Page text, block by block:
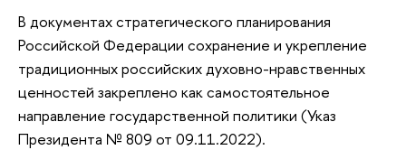
В документах стратегического планирования
Российской Федерации сохранение и укрепление
традиционных российских духовно-нравственных
ценностей закреплено как самостоятельное
направление государственной политики (Указ
Президента № 809 от 09.11.2022).